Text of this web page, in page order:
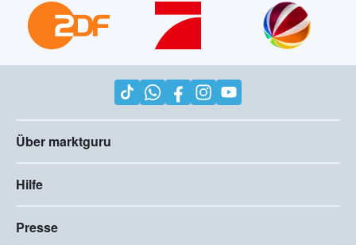
Über marktguru
Hilfe
Presse